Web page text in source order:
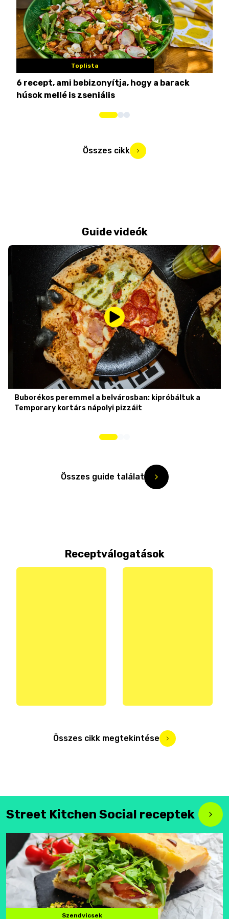
Toplista
6 recept, ami bebizonyítja, hogy a barack
húsok mellé is zseniális
Összes cikk
Guide videók
Buborékos peremmel a belvárosban: kipróbáltuk a
Temporary kortárs nápolyi pizzáit
Összes guide találat
Receptválogatások
Összes cikk megtekintése
Street Kitchen Social receptek
Szendvicsek